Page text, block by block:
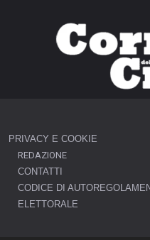
PRIVACY E COOKIE
REDAZIONE
CONTATTI
CODICE DI
ELETTORALE